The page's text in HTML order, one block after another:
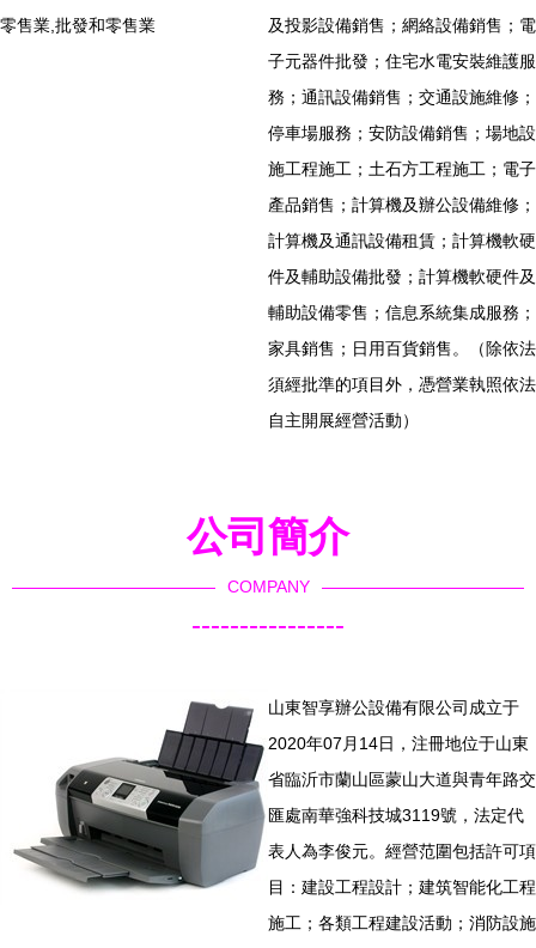
零售業,批發和零售業
及投影設備銷售；網絡設備銷售；電
子元器件批發；住宅水電安裝維護服
務；通訊設備銷售；交通設施維修；
停車場服務；安防設備銷售；場地設
施工程施工；土石方工程施工；電子
產品銷售；計算機及辦公設備維修；
計算機及通訊設備租賃；計算機軟硬
件及輔助設備批發；計算機軟硬件及
輔助設備零售；信息系統集成服務；
家具銷售；日用百貨銷售。（除依法
須經批準的項目外，憑營業執照依法
自主開展經營活動）
公司簡介
COMPANY
----------------
山東智享辦公設備有限公司成立于
2020年07月14日，注冊地位于山東
省臨沂市蘭山區蒙山大道與青年路交
匯處南華強科技城3119號，法定代
表人為李俊元。經營范圍包括許可項
目：建設工程設計；建筑智能化工程
施工；各類工程建設活動；消防設施